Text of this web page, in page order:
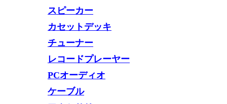
スピーカー
カセットデッキ
チューナー
レコードプレーヤー
PCオーディオ
ケーブル